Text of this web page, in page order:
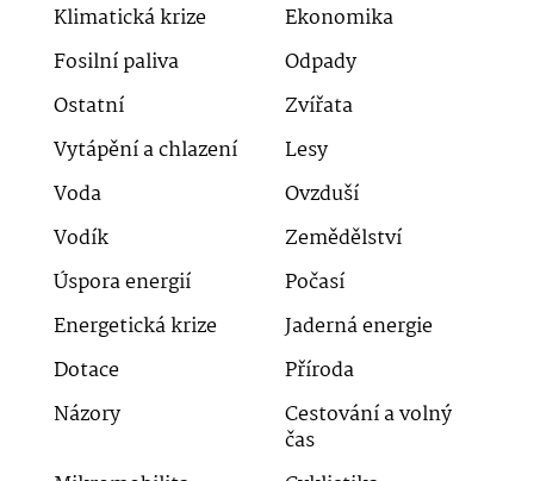
Klimatická krize
Ekonomika
Fosilní paliva
Odpady
Ostatní
Zvířata
Vytápění a chlazení
Lesy
Voda
Ovzduší
Vodík
Zemědělství
Úspora energií
Počasí
Energetická krize
Jaderná energie
Dotace
Příroda
Názory
Cestování a volný
čas